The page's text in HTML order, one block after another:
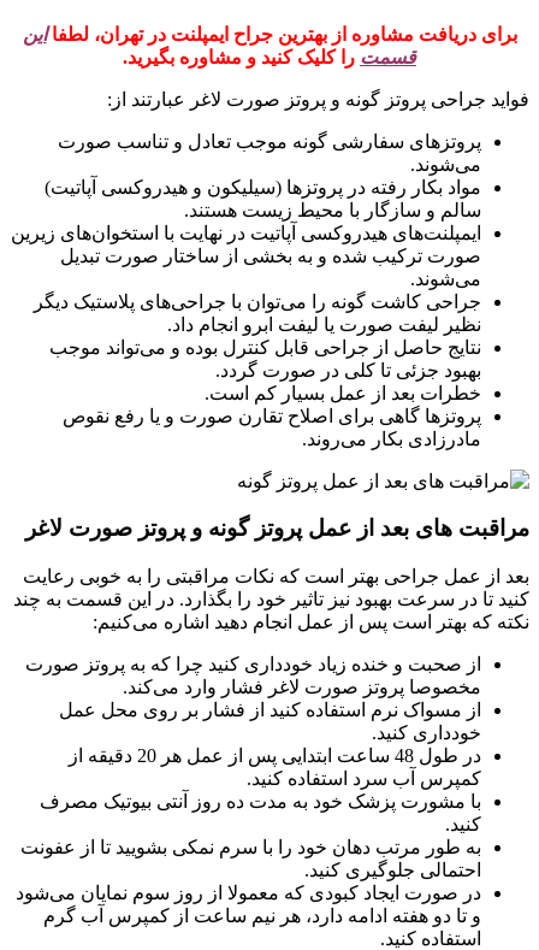
برای دریافت مشاوره از بهترین جراح ایمپلنت در تهران، لطفااین
قسمت را کلیک کنید و مشاوره بگیرید.
فواید جراحی پروتز گونه و پروتز صورت لاغر عبارتند از:
پروتزهای سفارشی گونه موجب تعادل و تناسب صورت
می‌شوند.
مواد بکار رفته در پروتزها (سیلیکون و هیدروکسی آپاتیت)
سالم و سازگار با محیط زیست هستند.
ایمپلنت‌های هیدروکسی آپاتیت در نهایت با استخوان‌های زیرین
صورت ترکیب شده و به بخشی از ساختار صورت تبدیل
می‌شوند.
جراحی کاشت گونه را می‌توان با جراحی‌های پلاستیک دیگر
نظیر لیفت صورت یا لیفت ابرو انجام داد.
نتایج حاصل از جراحی قابل کنترل بوده و می‌تواند موجب
بهبود جزئی تا کلی در صورت گردد.
خطرات بعد از عمل بسیار کم است.
پروتزها گاهی برای اصلاح تقارن صورت و یا رفع نقوص
مادرزادی بکار می‌روند.
مراقبت های بعد از عمل پروتز گونه و پروتز صورت لاغر
بعد از عمل جراحی بهتر است که نکات مراقبتی را به خوبی رعایت
کنید تا در سرعت بهبود نیز تاثیر خود را بگذارد. در این قسمت به چند
نکته که بهتر است پس از عمل انجام دهید اشاره می‌کنیم:
از صحبت و خنده زیاد خودداری کنید چرا که به پروتز صورت
مخصوصا پروتز صورت لاغر فشار وارد می‌کند.
از مسواک نرم استفاده کنید از فشار بر روی محل عمل
خودداری کنید.
در طول 48 ساعت ابتدایی پس از عمل هر 20 دقیقه از
کمپرس آب سرد استفاده کنید.
با مشورت پزشک خود به مدت ده روز آنتی بیوتیک مصرف
کنید.
به طور مرتب دهان خود را با سرم نمکی بشویید تا از عفونت
احتمالی جلوگیری کنید.
در صورت ایجاد کبودی که معمولا از روز سوم نمایان می‌شود
و تا دو هفته ادامه دارد، هر نیم ساعت از کمپرس آب گرم
استفاده کنید.